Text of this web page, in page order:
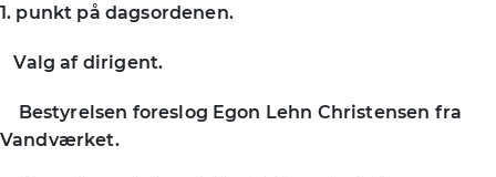
1. punkt på dagsordenen.
Valg af dirigent.
Bestyrelsen foreslog Egon Lehn Christensen fra
Vandværket.